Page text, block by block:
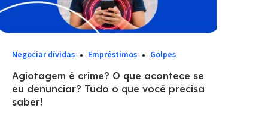
Negociar dívidas Empréstimos
Golpes
Agiotagem é crime? O que acontece se
eu denunciar? Tudo o que você precisa
saber!